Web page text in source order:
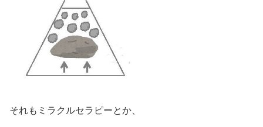
それもミラクルセラピーとか、